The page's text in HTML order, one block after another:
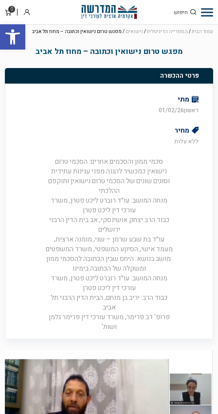
פתח
0
סל
התחבר
עמוד הבית/ הספרייה הדיגיטלית/ נישואים / מפגש טרום נישואין וכתובה – מחוז תל אביב
מפגש טרום נישואין וכתובה – מחוז תל אביב
פרטי ההכשרה
מתי
ראשון01/02/26
מחיר
ללא עלות
סכמי ממון והסכמים אחרים: הסכמי טרום
נישואין כמכשיר להגנה מפני עגינות עתידית
וסוגים שונים של הסכמי טרום נישואין ותוקפם
ההלכתי
מנחה המושב: עו״ד רוברט ליכט פטרן, משרד
עורכי דין ליכט פטרן
כבוד הרב יצחק אושינסקי, אב בית הדין הרבני
ירושלים
עו״ד בת שבע שרמן – שני, מומנה ארצית,
מעמד אישי, הסיוןע המשפטי, משרד המשפטים
מושב בנושא: היחס שבין הכתובה להסכמי ממון
ומשקלה של הכתובה בימינו
מנחה המושב: עו״ד רוברט ליכט פטרן, משרד
עורכי דין ליכט פטרן
כבוד הרב: יריב בן מנחם, הבית הדין הרבני תל
אביב
פרופ' דב פרימר, משרד עורכי דין פרימר גלמן
ושות'